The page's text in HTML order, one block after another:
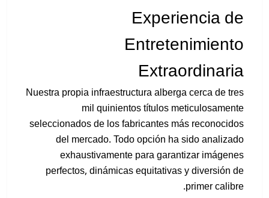
Experiencia de
Entretenimiento
Extraordinaria
Nuestra propia infraestructura alberga cerca de tres
mil quinientos títulos meticulosamente
seleccionados de los fabricantes más reconocidos
del mercado. Todo opción ha sido analizado
exhaustivamente para garantizar imágenes
perfectos, dinámicas equitativas y diversión de
primer calibre.